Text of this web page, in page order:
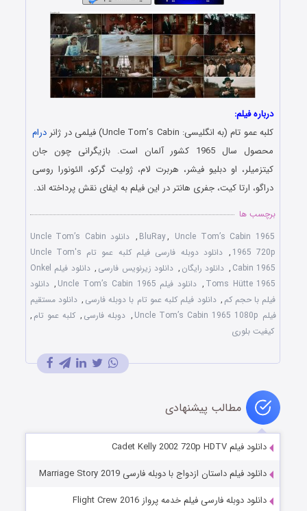
درباره فیلم:
کلبه عمو تام (به انگلیسی: Uncle Tom’s Cabin) فیلمی در ژانر
درام
محصول سال 1965 کشور آلمان است. بازیگرانی چون جان
کیتزمیلر، او دبلیو فیشر، هربرت لام، ژولیت گرکو، الئونورا روسی
دراگو، ارتا کیت، جفری هانتر در این فیلم به ایفای نقش پرداخته اند.
برچسب ها
BluRay, Uncle Tom’s Cabin 1965
,
دانلود Uncle Tom’s Cabin
1965 720p
,
دانلود دوبله فارسی فیلم کلبه عمو تام Uncle Tom's
Cabin 1965
, دانلود رایگان , دانلود زیرنویس فارسی ,
دانلود فیلم Onkel
Toms Hütte 1965
, دانلود فیلم Uncle Tom’s Cabin 1965 , دانلود
فیلم با حجم کم , دانلود فیلم کلبه عمو تام با دوبله فارسی , دانلود مستقیم
فیلم Uncle Tom’s Cabin 1965 1080p
, دوبله فارسی , کلبه عمو تام ,
کیفیت بلوری
مطالب پیشنهادی
دانلود فیلم Cadet Kelly 2002 720p HDTV
دانلود فیلم داستان ازدواج با دوبله فارسی Marriage Story 2019
دانلود دوبله فارسی فیلم خدمه پرواز Flight Crew 2016